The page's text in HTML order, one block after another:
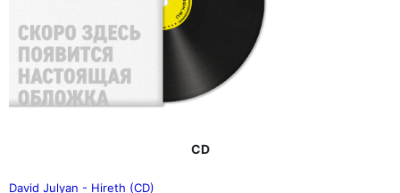
CD
David Julyan - Hireth (CD)